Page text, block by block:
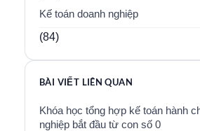
Kế toán doanh nghiệp
(84)
BÀI VIẾT LIÊN QUAN
Khóa học tổng hợp kế toán hành
nghiệp bắt đầu từ con số 0